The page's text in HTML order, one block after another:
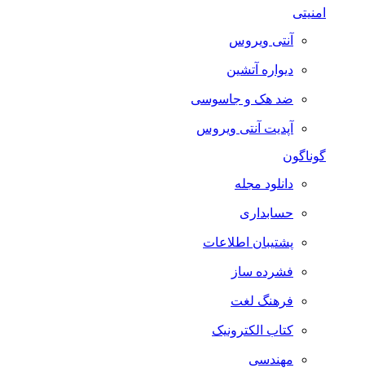
امنیتی
آنتی ویروس
دیواره آتشین
ضد هک و جاسوسی
آپدیت آنتی ویروس
گوناگون
دانلود مجله
حسابداری
پشتیبان اطلاعات
فشرده ساز
فرهنگ لغت
کتاب الکترونیک
مهندسی